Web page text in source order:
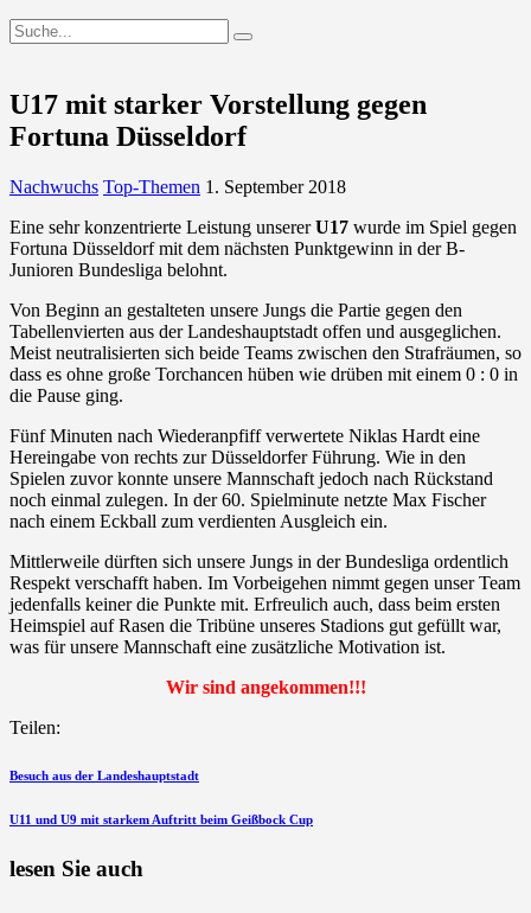
U17 mit starker Vorstellung gegen
Fortuna Düsseldorf
Nachwuchs Top-Themen 1. September 2018
Eine sehr konzentrierte Leistung unsererU17 wurde im Spiel gegen
Fortuna Düsseldorf mit dem nächsten Punktgewinn in der B-
Junioren Bundesliga belohnt.
Von Beginn an gestalteten unsere Jungs die Partie gegen den
Tabellenvierten aus der Landeshauptstadt offen und ausgeglichen.
Meist neutralisierten sich beide Teams zwischen den Strafräumen, so
dass es ohne große Torchancen hüben wie drüben mit einem 0 : 0 in
die Pause ging.
Fünf Minuten nach Wiederanpfiff verwertete Niklas Hardt eine
Hereingabe von rechts zur Düsseldorfer Führung. Wie in den
Spielen zuvor konnte unsere Mannschaft jedoch nach Rückstand
noch einmal zulegen. In der 60. Spielminute netzte Max Fischer
nach einem Eckball zum verdienten Ausgleich ein.
Mittlerweile dürften sich unsere Jungs in der Bundesliga ordentlich
Respekt verschafft haben. Im Vorbeigehen nimmt gegen unser Team
jedenfalls keiner die Punkte mit. Erfreulich auch, dass beim ersten
Heimspiel auf Rasen die Tribüne unseres Stadions gut gefüllt war,
was für unsere Mannschaft eine zusätzliche Motivation ist.
Wir sind angekommen!!!
Teilen:
Beitragsnavigation
vorherigen
Besuch aus der Landeshauptstadt
nächsten
U11 und U9 mit starkem Auftritt beim Geißbock Cup
lesen Sie auch